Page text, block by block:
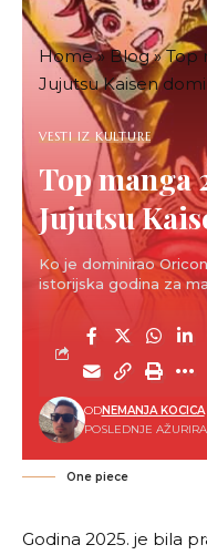
Home»Blog»Top
Jujutsu Kaisen
VESTI IZ KULTURE
Top manga
Jujutsu
Ko je dominirao
istorijska godina za
POSLEDNJE
ODNEMANJA KOCICA
One piece
Godina 2025. je bila